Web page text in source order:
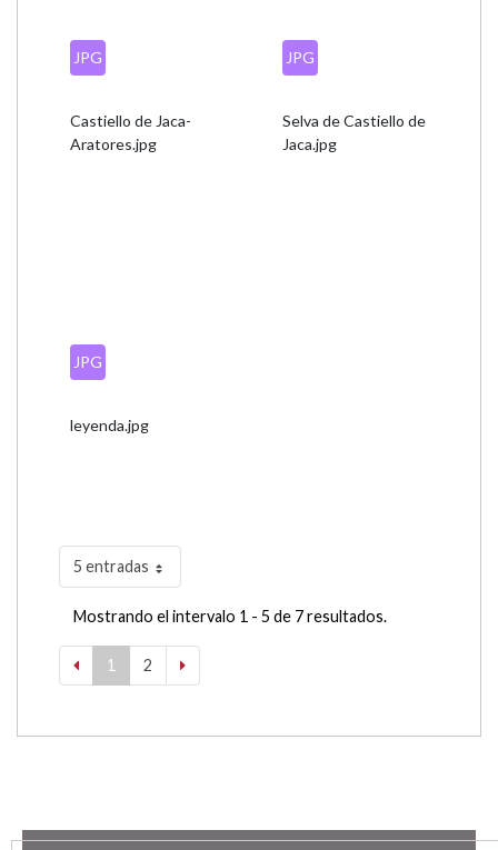
JPG
Castiello de Jaca-
Aratores.jpg
JPG
Selva de Castiello de
Jaca.jpg
JPG
leyenda.jpg
5 entradas
Mostrando el intervalo 1 - 5 de 7 resultados.
1 2